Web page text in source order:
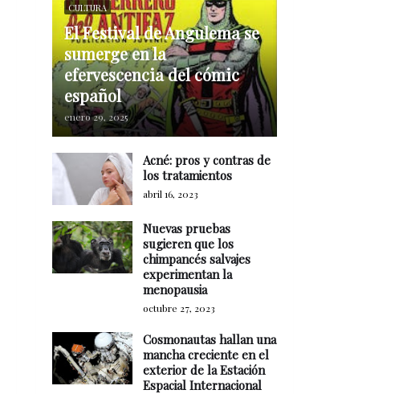
CULTURA
El Festival de Angulema se
sumerge en la
efervescencia del cómic
español
enero 29, 2025
Acné: pros y contras de
los tratamientos
abril 16, 2023
Nuevas pruebas
sugieren que los
chimpancés salvajes
experimentan la
menopausia
octubre 27, 2023
Cosmonautas hallan una
mancha creciente en el
exterior de la Estación
Espacial Internacional